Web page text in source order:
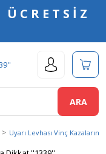
ÜCRETSİZ
ARA
Uyarı Levhası Vinç